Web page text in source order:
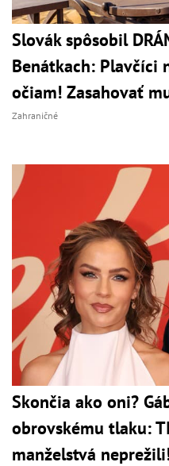
Slovák spôsobil
Benátkach: Plavčíci
očiam! Zasahovať
Zahraničné
Skončia ako oni?
obrovskému tlaku:
manželstvá